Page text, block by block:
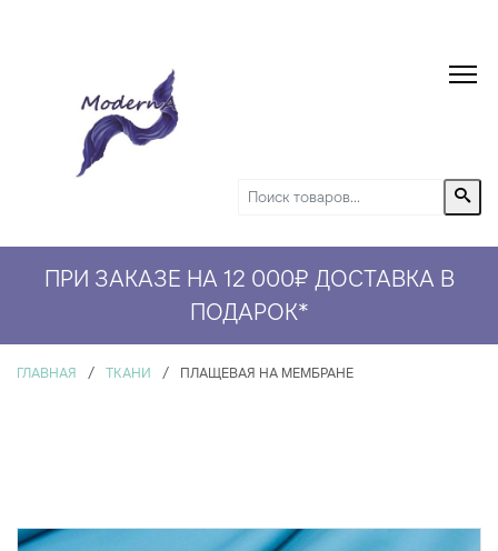
ПРИ ЗАКАЗЕ НА 12 000₽ ДОСТАВКА В
ПОДАРОК*
ГЛАВНАЯ / ТКАНИ / ПЛАЩЕВАЯ НА МЕМБРАНЕ